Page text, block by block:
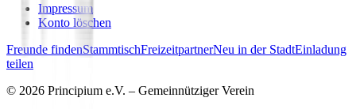
Impressum
Konto löschen
Freunde findenStammtischFreizeitpartnerNeu in der StadtEinladung
teilen
© 2026 Principium e.V. – Gemeinnütziger Verein